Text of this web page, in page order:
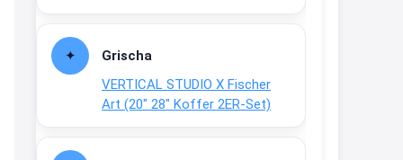
Grischa
VERTICAL STUDIO X Fischer
Art (20″ 28″ Koffer 2ER-Set)
dich zu sehen, alles gut?
15:01